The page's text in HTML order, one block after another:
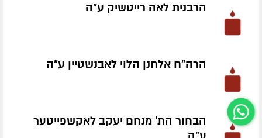
הרבנית לאה רייטשיק ע״ה
הרה"ח אלחנן הלוי לאבנשטיין ע״ה
הבחור הת' מנחם יעקב לאקשפייטער